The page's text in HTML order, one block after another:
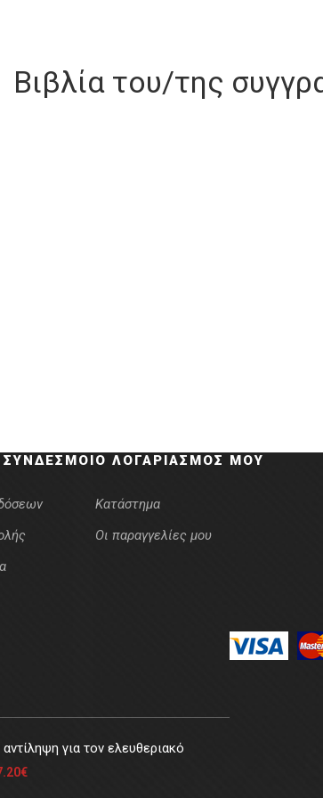
Βιβλία του/της
Ο ΛΟΓΑΡΙΑΣΜΌΣ ΜΟΥ
Κατάστημα
Οι παραγγελίες μου
για τον ελευθεριακό
€